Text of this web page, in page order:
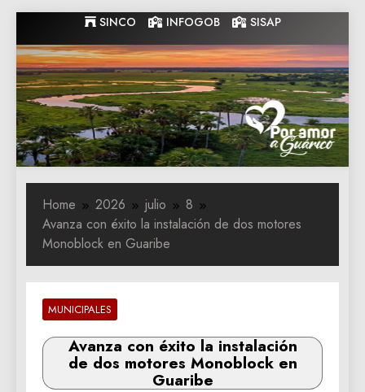
to
content
SINCO INFOGOB SISAP
Gobernacion
de Guarico
Gobernacion de Guarico
Home 2026 julio
8
Avanza con éxito la instalación de dos motores
Monoblock en Guaribe
MUNICIPALES
Avanza con éxito la instalación
de dos motores Monoblock en
Guaribe